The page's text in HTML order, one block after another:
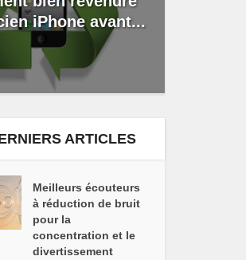
iPhone avant...
ARTICLES
Meilleurs écouteurs
à réduction de bruit
pour la
concentration et le
divertissement